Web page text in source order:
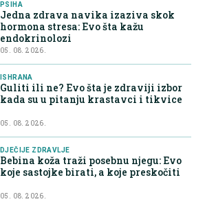
PSIHA
Jedna zdrava navika izaziva skok
hormona stresa: Evo šta kažu
endokrinolozi
05. 08. 2026.
ISHRANA
Guliti ili ne? Evo šta je zdraviji izbor
kada su u pitanju krastavci i tikvice
05. 08. 2026.
DJEČIJE ZDRAVLJE
Bebina koža traži posebnu njegu: Evo
koje sastojke birati, a koje preskočiti
05. 08. 2026.